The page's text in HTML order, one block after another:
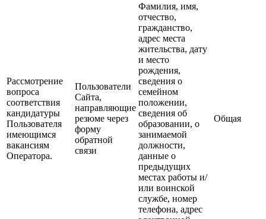
Рассмотрение
вопроса
соответствия
кандидатуры
Пользователя
имеющимся
вакансиям
Оператора.
Пользователи
Сайта,
направляющие
резюме через
форму
обратной
связи
Фамилия, имя,
отчество,
гражданство,
адрес места
жительства, дату
и место
рождения,
сведения о
семейном
положении,
сведения об
образовании, о
занимаемой
должности,
данные о
предыдущих
местах работы и/
или воинской
службе, номер
телефона, адрес
Общая